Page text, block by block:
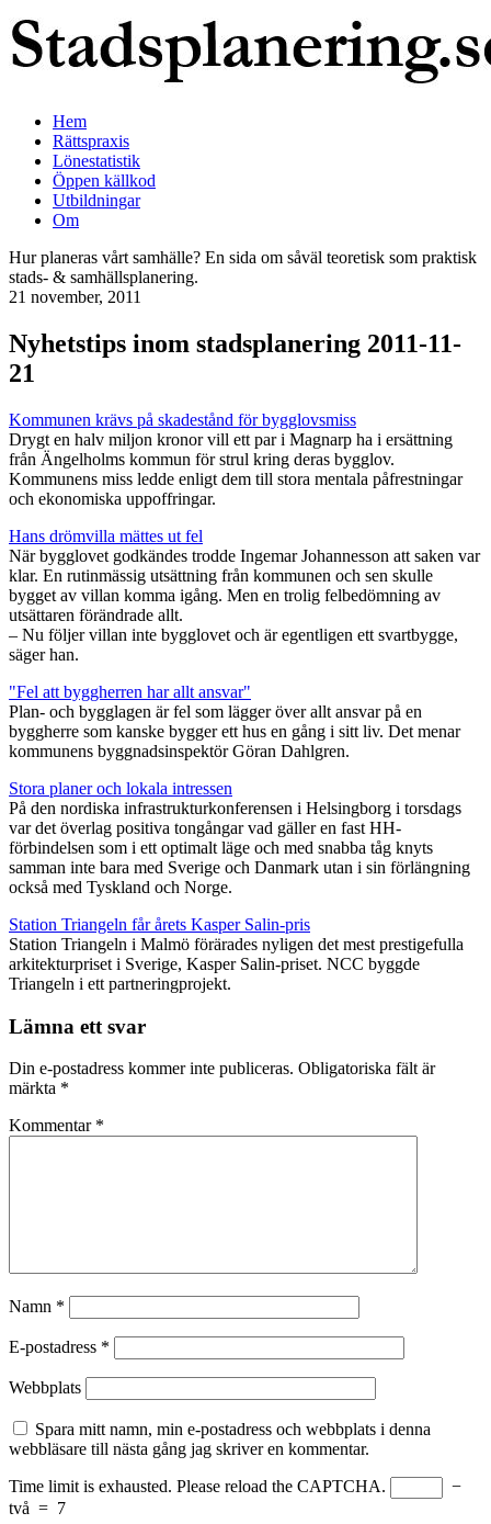
Hem
Rättspraxis
Lönestatistik
Öppen källkod
Utbildningar
Om
Hur planeras vårt samhälle? En sida om såväl teoretisk som praktisk
stads- & samhällsplanering.
21 november, 2011
Nyhetstips inom stadsplanering 2011-11-
21
Kommunen krävs på skadestånd för bygglovsmiss
Drygt en halv miljon kronor vill ett par i Magnarp ha i ersättning
från Ängelholms kommun för strul kring deras bygglov.
Kommunens miss ledde enligt dem till stora mentala påfrestningar
och ekonomiska uppoffringar.
Hans drömvilla mättes ut fel
När bygglovet godkändes trodde Ingemar Johannesson att saken var
klar. En rutinmässig utsättning från kommunen och sen skulle
bygget av villan komma igång. Men en trolig felbedömning av
utsättaren förändrade allt.
– Nu följer villan inte bygglovet och är egentligen ett svartbygge,
säger han.
"Fel att byggherren har allt ansvar"
Plan- och bygglagen är fel som lägger över allt ansvar på en
byggherre som kanske bygger ett hus en gång i sitt liv. Det menar
kommunens byggnadsinspektör Göran Dahlgren.
Stora planer och lokala intressen
På den nordiska infrastrukturkonferensen i Helsingborg i torsdags
var det överlag positiva tongångar vad gäller en fast HH-
förbindelsen som i ett optimalt läge och med snabba tåg knyts
samman inte bara med Sverige och Danmark utan i sin förlängning
också med Tyskland och Norge.
Station Triangeln får årets Kasper Salin-pris
Station Triangeln i Malmö förärades nyligen det mest prestigefulla
arkitekturpriset i Sverige, Kasper Salin-priset. NCC byggde
Triangeln i ett partneringprojekt.
Lämna ett svar
Din e-postadress kommer inte publiceras. Obligatoriska fält är
märkta *
Kommentar *
Namn *
E-postadress *
Webbplats
Spara mitt namn, min e-postadress och webbplats i denna
webbläsare till nästa gång jag skriver en kommentar.
Time limit is exhausted. Please reload the CAPTCHA.
−
två = 7